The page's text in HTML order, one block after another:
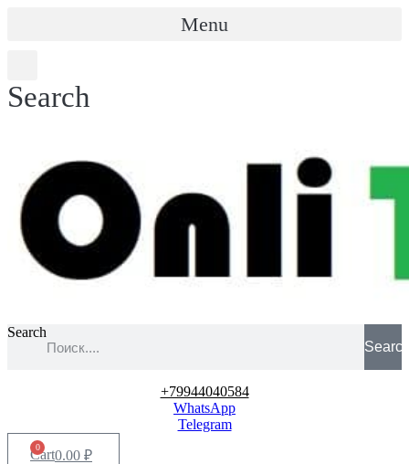
Menu
Search
Search
+79944040584
WhatsApp
Telegram
0.00 ₽
0
Cart